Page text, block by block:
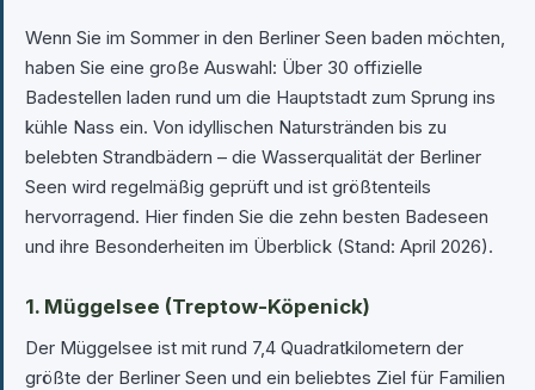
Wenn Sie im Sommer in den Berliner Seen baden möchten,
haben Sie eine große Auswahl: Über 30 offizielle
Badestellen laden rund um die Hauptstadt zum Sprung ins
kühle Nass ein. Von idyllischen Naturstränden bis zu
belebten Strandbädern – die Wasserqualität der Berliner
Seen wird regelmäßig geprüft und ist größtenteils
hervorragend. Hier finden Sie die zehn besten Badeseen
und ihre Besonderheiten im Überblick (Stand: April 2026).
1. Müggelsee (Treptow-Köpenick)
Der Müggelsee ist mit rund 7,4 Quadratkilometern der
größte der Berliner Seen und ein beliebtes Ziel für Familien